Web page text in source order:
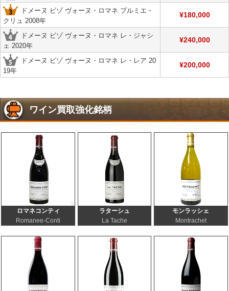
ドメーヌ ビゾ ヴォーヌ・ロマネ プルミエ・
クリュ 2008年
¥180,000
ドメーヌ ビゾ ヴォーヌ・ロマネ レ・ジャシ
ェ 2020年
¥240,000
ドメーヌ ビゾ ヴォーヌ・ロマネ レ・レア 20
19年
¥200,000
ワイン買取強化銘柄
ロマネコンティ
Romanee-Conti
ラターシュ
La Tache
モンラッシェ
Montrachet